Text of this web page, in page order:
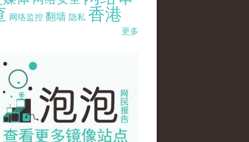
网络监控 翻墙 隐私 香港
更多
pao-banner-mirror-site-120814.jpg